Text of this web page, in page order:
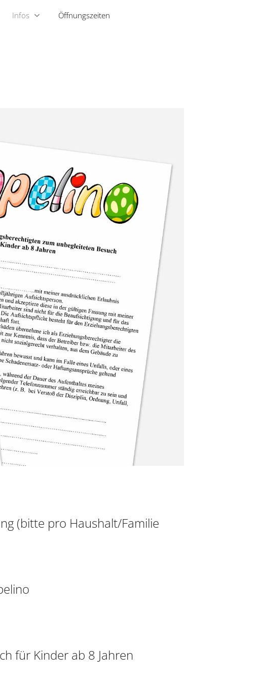
Infos Öffnungszeiten
(bitte pro Haushalt/Familie
für Kinder ab 8 Jahren